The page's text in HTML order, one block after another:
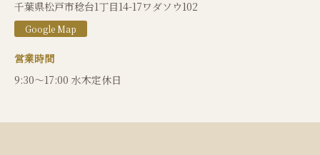
千葉県松戸市稔台1丁目14-17ワダソウ102
Google Map
営業時間
9:30〜17:00 水木定休日